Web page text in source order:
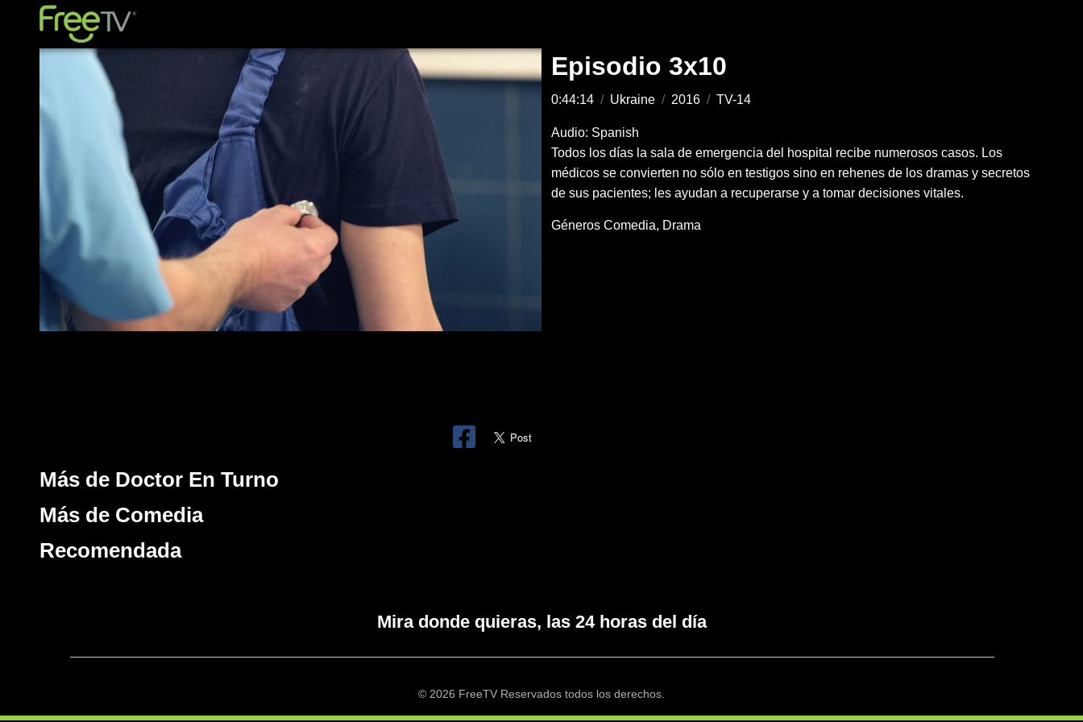
Episodio 3x10
0:44:14 / Ukraine / 2016 / TV-14
Audio: Spanish
Todos los días la sala de emergencia del hospital recibe numerosos casos. Los
médicos se convierten no sólo en testigos sino en rehenes de los dramas y secretos
de sus pacientes; les ayudan a recuperarse y a tomar decisiones vitales.
Géneros Comedia Drama
Más de Doctor En Turno
Más de Comedia
Recomendada
Mira donde quieras, las 24 horas del día
© 2026 FreeTV Reservados todos los derechos.